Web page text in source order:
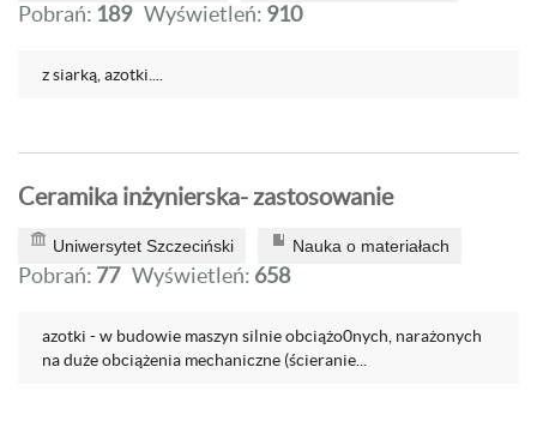
Pobrań: 189 Wyświetleń: 910
z siarką, azotki....
Ceramika inżynierska- zastosowanie
Uniwersytet Szczeciński Nauka o materiałach
Pobrań: 77 Wyświetleń: 658
azotki - w budowie maszyn silnie obciążo0nych, narażonych
na duże obciążenia mechaniczne (ścieranie...